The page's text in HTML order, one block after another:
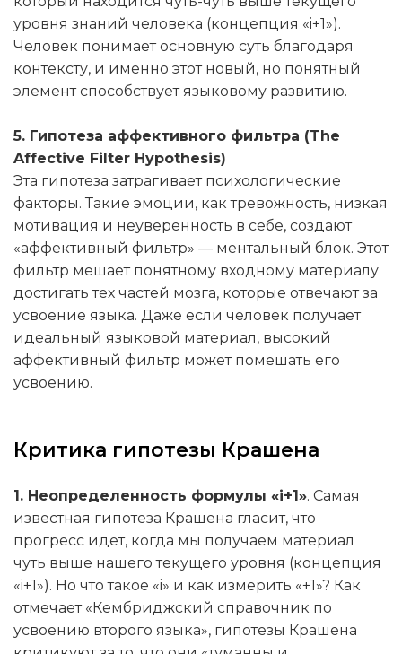
уровня знаний человека (концепция «i+1»).
Человек понимает основную суть благодаря
контексту, и именно этот новый, но понятный
элемент способствует языковому развитию.
5. Гипотеза аффективного фильтра (The
Affective Filter Hypothesis)
Эта гипотеза затрагивает психологические
факторы. Такие эмоции, как тревожность, низкая
мотивация и неуверенность в себе, создают
«аффективный фильтр» — ментальный блок. Этот
фильтр мешает понятному входному материалу
достигать тех частей мозга, которые отвечают за
усвоение языка. Даже если человек получает
идеальный языковой материал, высокий
аффективный фильтр может помешать его
усвоению.
Критика гипотезы Крашена
1. Неопределенность формулы «i+1». Самая
известная гипотеза Крашена гласит, что
прогресс идет, когда мы получаем материал
чуть выше нашего текущего уровня (концепция
«i+1»). Но что такое «i» и как измерить «+1»? Как
отмечает «Кембриджский справочник по
усвоению второго языка», гипотезы Крашена